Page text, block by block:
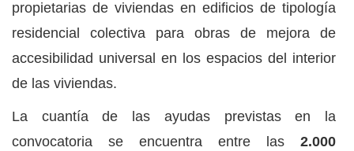
propietarias de viviendas en edificios de tipología
residencial colectiva para obras de mejora de
accesibilidad universal en los espacios del interior
de las viviendas.
La cuantía de las ayudas previstas en la
convocatoria se encuentra entre las 2.000